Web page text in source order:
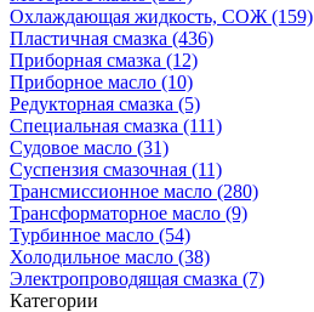
Охлаждающая жидкость, СОЖ (159)
Пластичная смазка (436)
Приборная смазка (12)
Приборное масло (10)
Редукторная смазка (5)
Специальная смазка (111)
Судовое масло (31)
Суспензия смазочная (11)
Трансмиссионное масло (280)
Трансформаторное масло (9)
Турбинное масло (54)
Холодильное масло (38)
Электропроводящая смазка (7)
Категории